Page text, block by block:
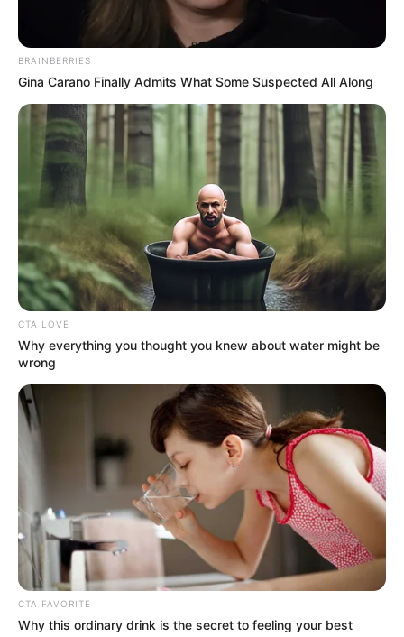
INSPIRASI
Sumo: Sejarah, Teknik Dasar,
Aturan Pertandingan, dan
Istilah Penting
Penulis:resti |14 Oktober 2023
Setiap mendengar kata sumo, mungkin hal yang terlintas di pikiran
kita yaitu pegulat dengan tubuh yang besar dan kuat dari negeri
Pesumo harus memiliki badan yang besar karena semakin besar
badan seorang pesumo, maka semakin besar kemungkinannya
untuk menang.
Ketika pertandingannya berlangsung ada beberapa upacara unik
seperti menaburkan garam disekitar area pertandingan untuk
mengusir bala. Berikut ulasan lengkap mengenai olahraga beladiri
BRAINBERRIES
Gina Carano Finally Admits What Some Suspected All Along
CTA LOVE
Why everything you thought you knew about water might be
wrong
CTA FAVORITE
Why this ordinary drink is the secret to feeling your best